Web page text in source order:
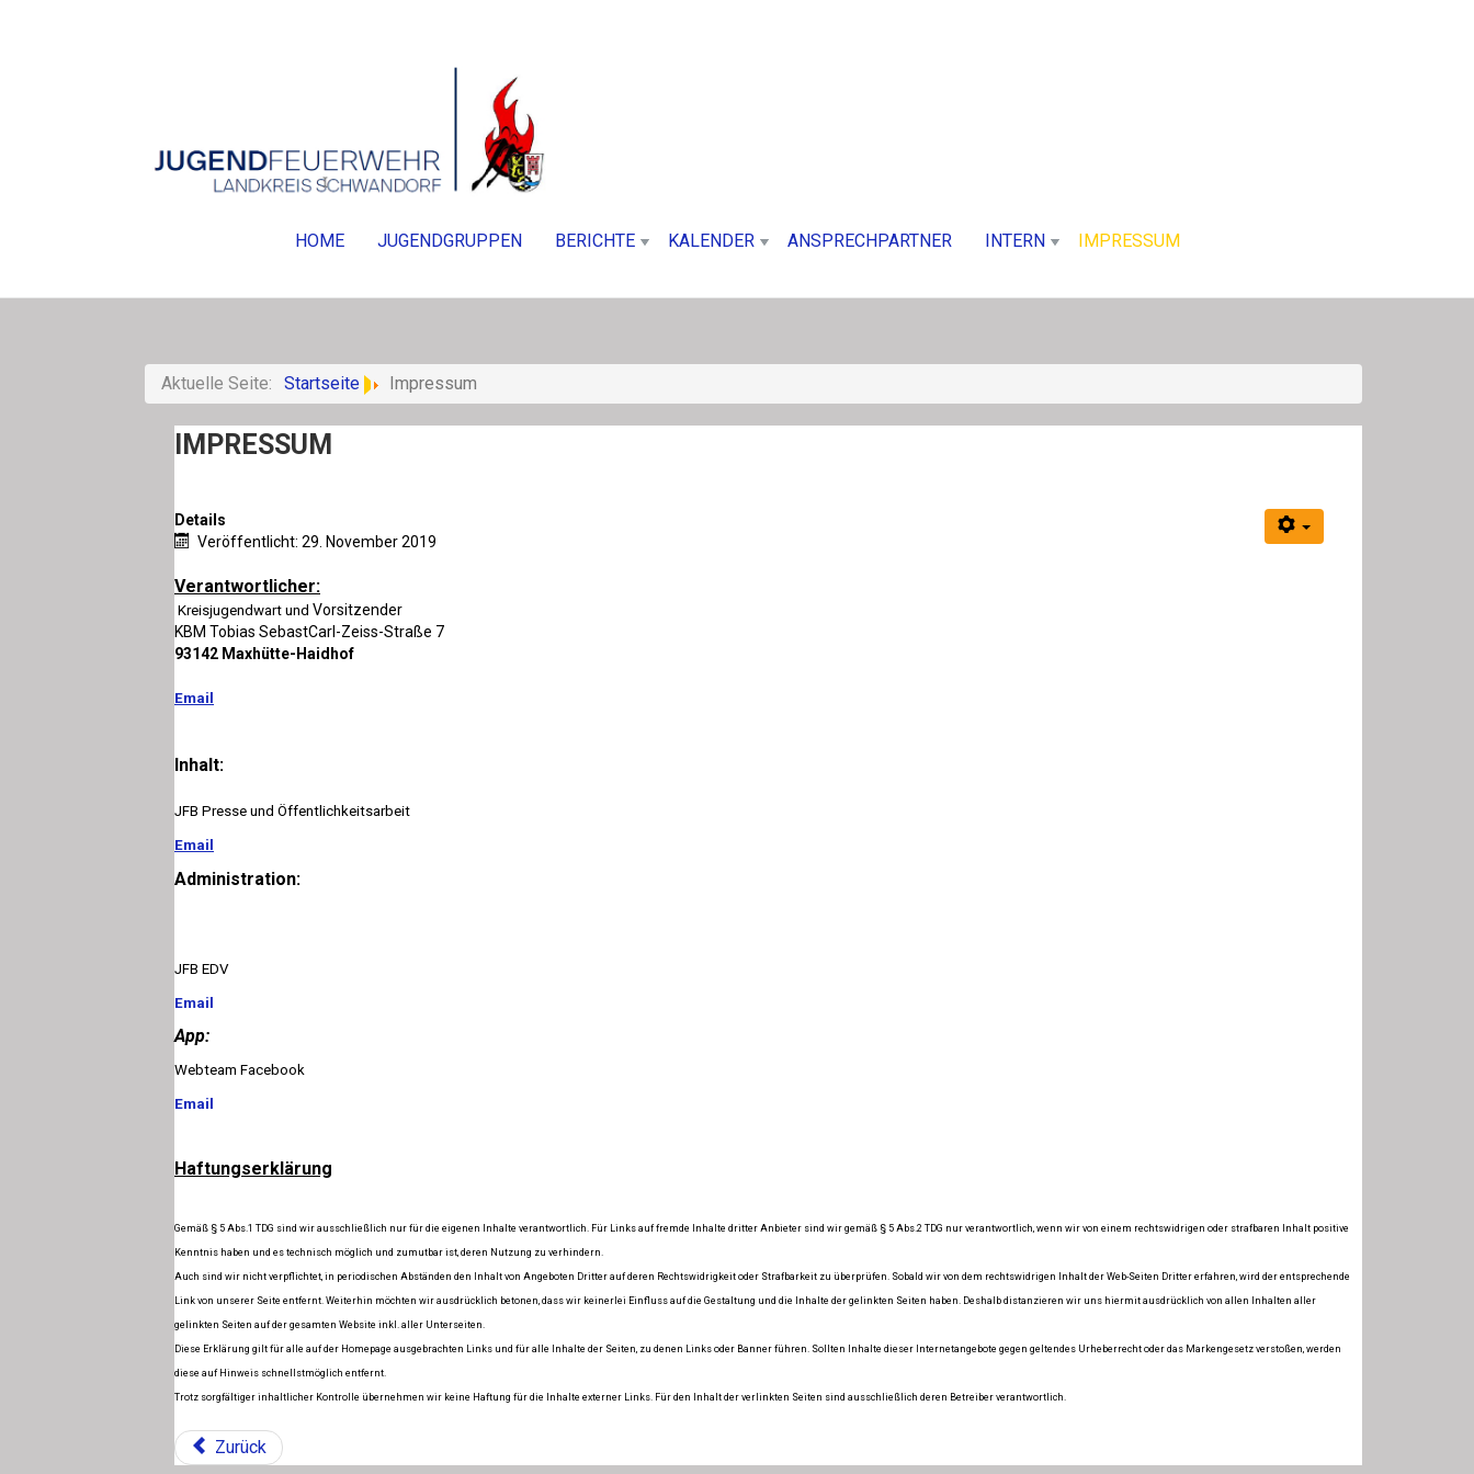
HOME JUGENDGRUPPEN BERICHTE KALENDER ANSPRECHPARTNER INTERN IMPRESSUM
Aktuelle Seite: Startseite Impressum
IMPRESSUM
Details
Veröffentlicht: 29. November 2019
Verantwortlicher:
Kreisjugendwart und Vorsitzender
KBM Tobias SebastCarl-Zeiss-Straße 7
93142 Maxhütte-Haidhof
Email
Inhalt:
JFB Presse und Öffentlichkeitsarbeit
Email
Administration:
JFB EDV
Email
App:
Webteam Facebook
Email
Haftungserklärung
Gemäß § 5 Abs.1 TDG sind wir ausschließlich nur für die eigenen Inhalte verantwortlich. Für Links auf fremde Inhalte dritter Anbieter sind wir gemäß § 5 Abs.2 TDG nur verantwortlich, wenn wir von einem rechtswidrigen oder strafbaren Inhalt positive
Kenntnis haben und es technisch möglich und zumutbar ist, deren Nutzung zu verhindern.
Auch sind wir nicht verpflichtet, in periodischen Abständen den Inhalt von Angeboten Dritter auf deren Rechtswidrigkeit oder Strafbarkeit zu überprüfen. Sobald wir von dem rechtswidrigen Inhalt der Web-Seiten Dritter erfahren, wird der entsprechende
Link von unserer Seite entfernt. Weiterhin möchten wir ausdrücklich betonen, dass wir keinerlei Einfluss auf die Gestaltung und die Inhalte der gelinkten Seiten haben. Deshalb distanzieren wir uns hiermit ausdrücklich von allen Inhalten aller
gelinkten Seiten auf der gesamten Website inkl. aller Unterseiten.
Diese Erklärung gilt für alle auf der Homepage ausgebrachten Links und für alle Inhalte der Seiten, zu denen Links oder Banner führen. Sollten Inhalte dieser Internetangebote gegen geltendes Urheberrecht oder das Markengesetz verstoßen, werden
diese auf Hinweis schnellstmöglich entfernt.
Trotz sorgfältiger inhaltlicher Kontrolle übernehmen wir keine Haftung für die Inhalte externer Links. Für den Inhalt der verlinkten Seiten sind ausschließlich deren Betreiber verantwortlich.
Zurück